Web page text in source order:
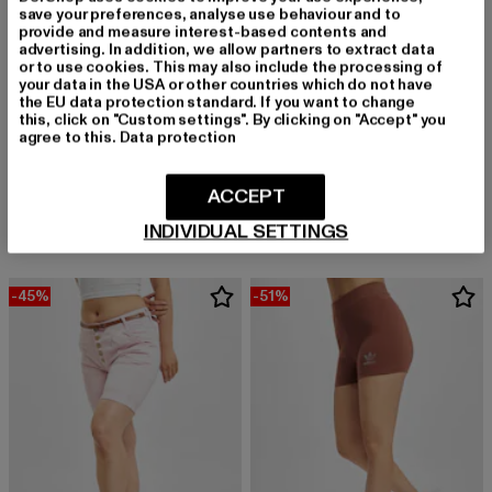
Ladies High Waist Lace Inset Cycle
Derzeitiger Preis: 12,90 EURAktionspreis: 29,99 EUR
18,00 EUR
Derzeitiger Preis: 18,00 EUR
-45% -51%
save your preferences, analyse use behaviour and to
provide and measure interest-based contents and
advertising. In addition, we allow partners to extract data
or to use cookies. This may also include the processing of
your data in the USA or other countries which do not have
the EU data protection standard. If you want to change
this, click on "Custom settings". By clicking on "Accept" you
agree to this. Data protection
INDIVIDUAL SETTINGS
ACCEPT